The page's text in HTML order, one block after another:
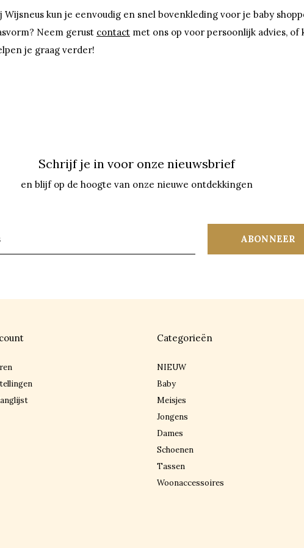
Wijsneus kun je eenvoudig en snel bovenkleding voor je baby
Neem gerust contact met ons op voor persoonlijk advies,
je graag verder!
Schrijf je in voor onze nieuwsbrief
en blijf op de hoogte van onze nieuwe ontdekkingen
ABONNEER
Categorieën
NIEUW
Baby
Meisjes
Jongens
Dames
Schoenen
Tassen
Woonaccessoires